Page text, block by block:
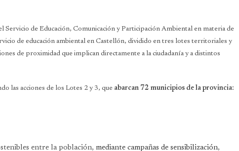
Servicio de Educación, Comunicación y Participación Ambiental en materia de
de educación ambiental en Castellón, dividido en tres lotes territoriales y
de proximidad que implican directamente a la ciudadanía y a distintos
las acciones de los Lotes 2 y 3, que abarcan 72 municipios de la provincia:
entre la población, mediante campañas de sensibilización,